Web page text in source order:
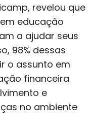
revelou que
educação
a ajudar seus
98% dessas
o assunto em
financeira
e
no ambiente